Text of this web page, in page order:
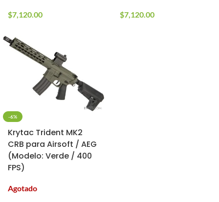
$7,120.00 $7,120.00
-6%
Krytac Trident MK2
CRB para Airsoft / AEG
(Modelo: Verde / 400
FPS)
Agotado